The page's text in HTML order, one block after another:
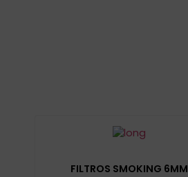
FILTROS SMOKING 6MM